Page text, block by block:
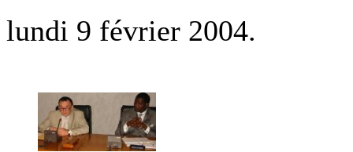
lundi 9 février 2004.